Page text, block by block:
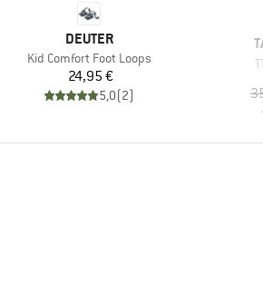
MARKE
DEUTER
Artikel
Kid Comfort Foot Loops
Preis
24,95 €
5,0(2)